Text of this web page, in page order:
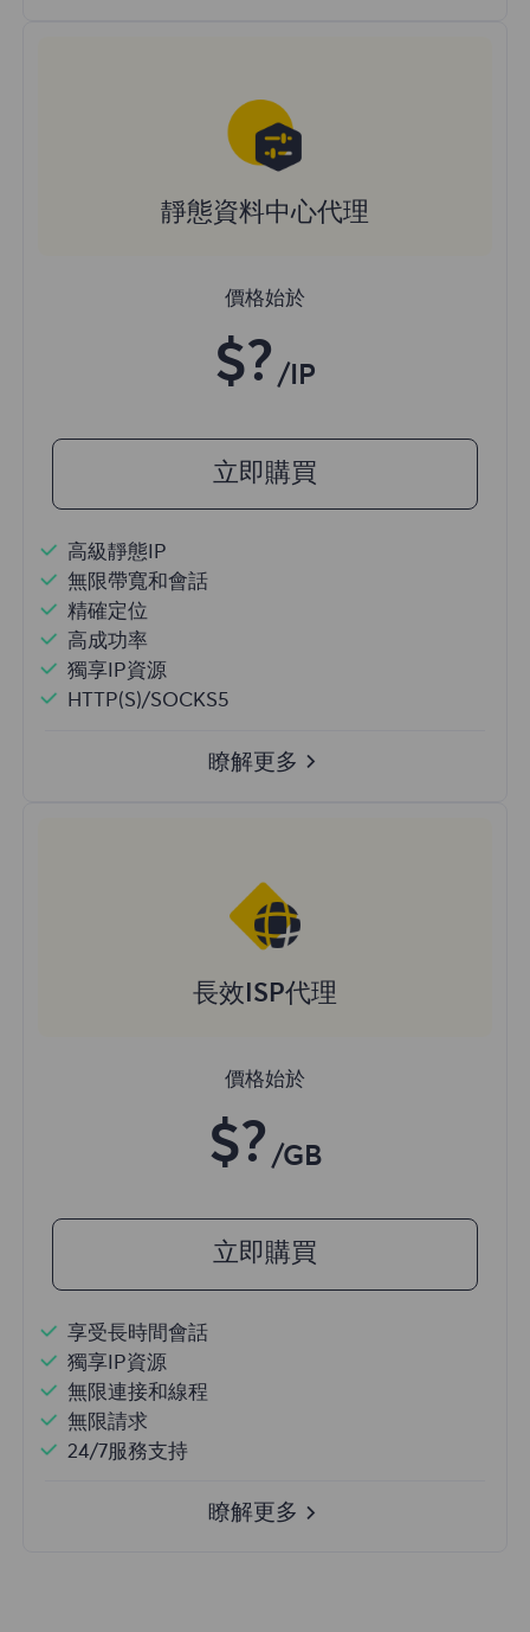
靜態資料中心代理
價格始於
$? /IP
立即購買
高級靜態IP
無限帶寬和會話
精確定位
高成功率
獨享IP資源
HTTP(S)/SOCKS5
瞭解更多
長效ISP代理
價格始於
$? /GB
立即購買
享受長時間會話
獨享IP資源
無限連接和線程
無限請求
24/7服務支持
瞭解更多